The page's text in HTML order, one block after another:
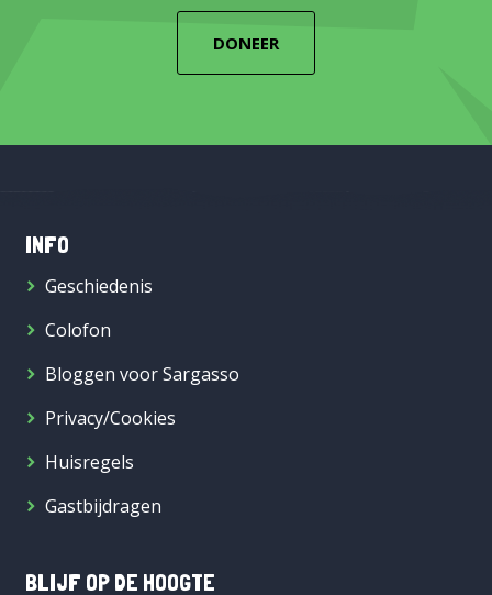
DONEER
INFO
Geschiedenis
Colofon
Bloggen voor Sargasso
Privacy/Cookies
Huisregels
Gastbijdragen
BLIJF OP DE HOOGTE